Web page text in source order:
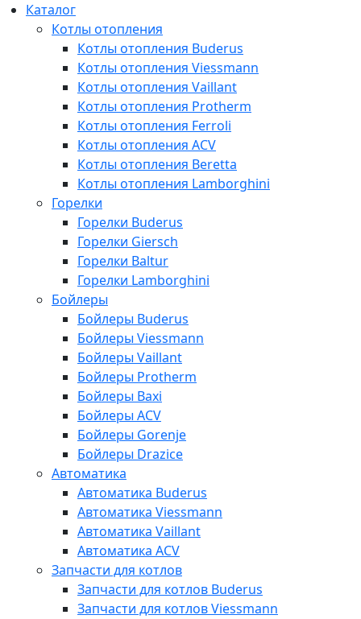
Каталог
Котлы отопления
Котлы отопления Buderus
Котлы отопления Viessmann
Котлы отопления Vaillant
Котлы отопления Protherm
Котлы отопления Ferroli
Котлы отопления ACV
Котлы отопления Beretta
Котлы отопления Lamborghini
Горелки
Горелки Buderus
Горелки Giersch
Горелки Baltur
Горелки Lamborghini
Бойлеры
Бойлеры Buderus
Бойлеры Viessmann
Бойлеры Vaillant
Бойлеры Protherm
Бойлеры Baxi
Бойлеры ACV
Бойлеры Gorenje
Бойлеры Drazice
Автоматика
Автоматика Buderus
Автоматика Viessmann
Автоматика Vaillant
Автоматика ACV
Запчасти для котлов
Запчасти для котлов Buderus
Запчасти для котлов Viessmann